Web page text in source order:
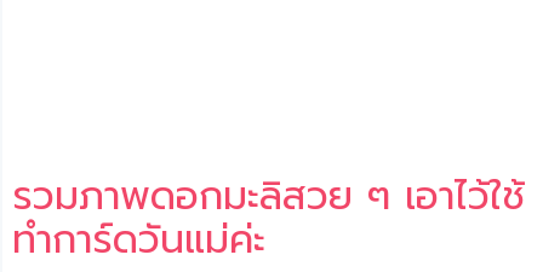
รวมภาพดอกมะลิสวย ๆ เอาไว้ใช้
ทำการ์ดวันแม่ค่ะ